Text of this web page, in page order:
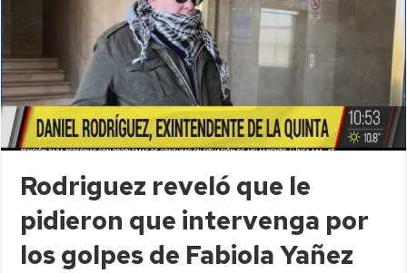
Rodriguez reveló que le
pidieron que intervenga por
los golpes de Fabiola Yañez